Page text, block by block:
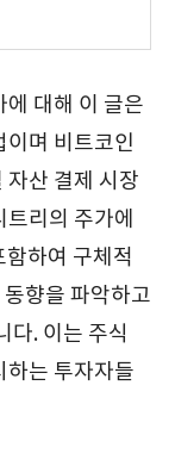
에 대해 이 글은
며 비트코인
자산 결제 시장
리의 주가에
하여 구체적
향을 파악하고
다. 이는 주식
하는 투자자들